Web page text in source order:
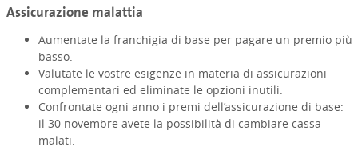
Assicurazione malattia
Aumentate la franchigia di base per pagare un premio più
basso.
Valutate le vostre esigenze in materia di assicurazioni
complementari ed eliminate le opzioni inutili.
Confrontate ogni anno i premi dell’assicurazione di base:
il 30 novembre avete la possibilità di cambiare cassa
malati.